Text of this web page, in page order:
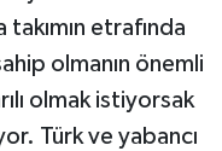
etrafında
olmanın önemli
olmak istiyorsak
Türk ve yabancı